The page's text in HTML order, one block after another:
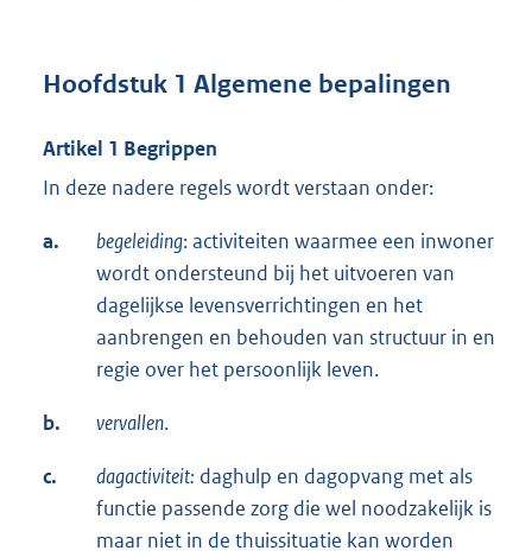
Hoofdstuk 1 Algemene bepalingen
Artikel 1 Begrippen
In deze nadere regels wordt verstaan onder:
a. begeleiding: activiteiten waarmee een inwoner
wordt ondersteund bij het uitvoeren van
dagelijkse levensverrichtingen en het
aanbrengen en behouden van structuur in en
regie over het persoonlijk leven.
b. vervallen.
c. dagactiviteit: daghulp en dagopvang met als
functie passende zorg die wel noodzakelijk is
maar niet in de thuissituatie kan worden